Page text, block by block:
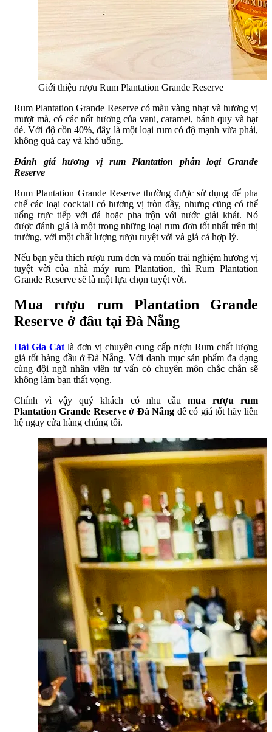
Giới thiệu rượu Rum Plantation Grande Reserve
Rum Plantation Grande Reserve có màu vàng nhạt và hương vị
mượt mà, có các nốt hương của vani, caramel, bánh quy và hạt
dẻ. Với độ cồn 40%, đây là một loại rum có độ mạnh vừa phải,
không quá cay và khó uống.
Đánh giá hương vị rum Plantation phân loại Grande
Reserve
Rum Plantation Grande Reserve thường được sử dụng để pha
chế các loại cocktail có hương vị tròn đầy, nhưng cũng có thể
uống trực tiếp với đá hoặc pha trộn với nước giải khát. Nó
được đánh giá là một trong những loại rum đơn tốt nhất trên thị
trường, với một chất lượng rượu tuyệt vời và giá cả hợp lý.
Nếu bạn yêu thích rượu rum đơn và muốn trải nghiệm hương vị
tuyệt vời của nhà máy rum Plantation, thì Rum Plantation
Grande Reserve sẽ là một lựa chọn tuyệt vời.
Mua rượu rum Plantation Grande
Reserve ở đâu tại Đà Nẵng
Hải Gia Cát là đơn vị chuyên cung cấp rượu Rum chất lượng
giá tốt hàng đầu ở Đà Nẵng. Với danh mục sản phẩm đa dạng
cùng đội ngũ nhân viên tư vấn có chuyên môn chắc chắn sẽ
không làm bạn thất vọng.
Chính vì vậy quý khách có nhu cầu mua rượu rum
Plantation Grande Reserve ở Đà Nẵng để có giá tốt hãy liên
hệ ngay cửa hàng chúng tôi.